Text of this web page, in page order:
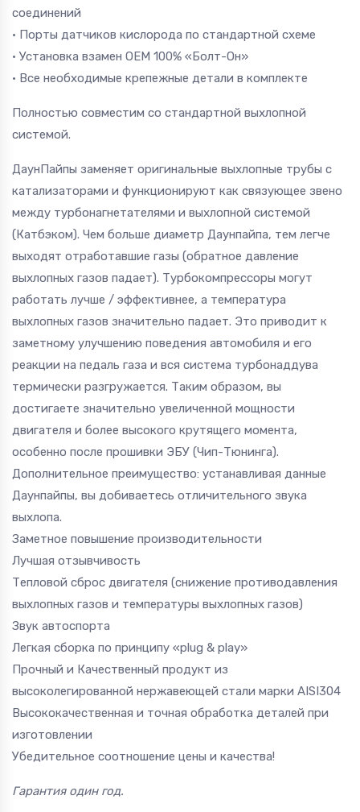
соединений
• Порты датчиков кислорода по стандартной схеме
• Установка взамен OEM 100% «Болт-Он»
• Все необходимые крепежные детали в комплекте
Полностью совместим со стандартной выхлопной
системой.
ДаунПайпы заменяет оригинальные выхлопные трубы с
катализаторами и функционируют как связующее звено
между турбонагнетателями и выхлопной системой
(Катбэком). Чем больше диаметр Даунпайпа, тем легче
выходят отработавшие газы (обратное давление
выхлопных газов падает). Турбокомпрессоры могут
работать лучше / эффективнее, а температура
выхлопных газов значительно падает. Это приводит к
заметному улучшению поведения автомобиля и его
реакции на педаль газа и вся система турбонаддува
термически разгружается. Таким образом, вы
достигаете значительно увеличенной мощности
двигателя и более высокого крутящего момента,
особенно после прошивки ЭБУ (Чип-Тюнинга).
Дополнительное преимущество: устанавливая данные
Даунпайпы, вы добиваетесь отличительного звука
выхлопа.
Заметное повышение производительности
Лучшая отзывчивость
Тепловой сброс двигателя (снижение противодавления
выхлопных газов и температуры выхлопных газов)
Звук автоспорта
Легкая сборка по принципу «plug & play»
Прочный и Качественный продукт из
высоколегированной нержавеющей стали марки AISI304
Высококачественная и точная обработка деталей при
изготовлении
Убедительное соотношение цены и качества!
Гарантия один год.